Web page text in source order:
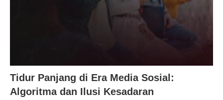
Tidur Panjang di Era Media Sosial:
Algoritma dan Ilusi Kesadaran